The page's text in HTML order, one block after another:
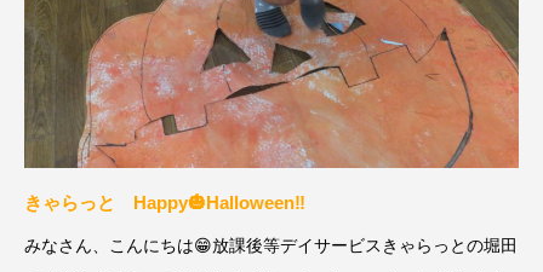
きゃらっと Happy🎃Halloween‼
みなさん、こんにちは😁放課後等デイサービスきゃらっとの堀田